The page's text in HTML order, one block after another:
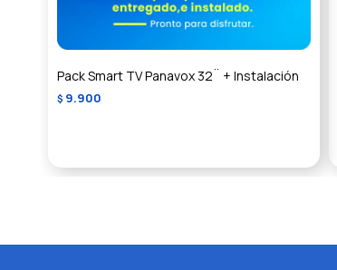
Pack Smart TV Panavox 32¨ + Instalación
$ 9.900